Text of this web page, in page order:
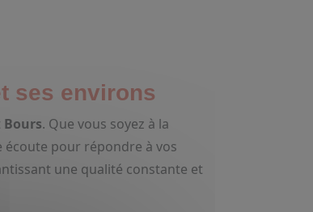
ses environs
Bours. Que vous soyez à la
écoute pour répondre à vos
une qualité constante et